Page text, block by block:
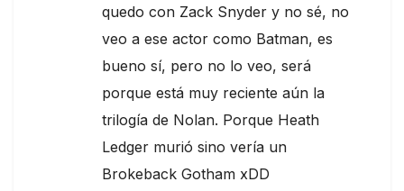
quedo con Zack Snyder y no sé, no
veo a ese actor como Batman, es
bueno sí, pero no lo veo, será
porque está muy reciente aún la
trilogía de Nolan. Porque Heath
Ledger murió sino vería un
Brokeback Gotham xDD